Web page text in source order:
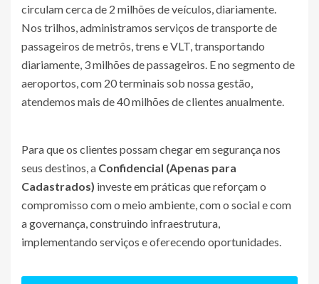
circulam cerca de 2 milhões de veículos, diariamente.
Nos trilhos, administramos serviços de transporte de
passageiros de metrôs, trens e VLT, transportando
diariamente, 3 milhões de passageiros. E no segmento de
aeroportos, com 20 terminais sob nossa gestão,
atendemos mais de 40 milhões de clientes anualmente.
Para que os clientes possam chegar em segurança nos
seus destinos, a Confidencial (Apenas para
Cadastrados) investe em práticas que reforçam o
compromisso com o meio ambiente, com o social e com
a governança, construindo infraestrutura,
implementando serviços e oferecendo oportunidades.